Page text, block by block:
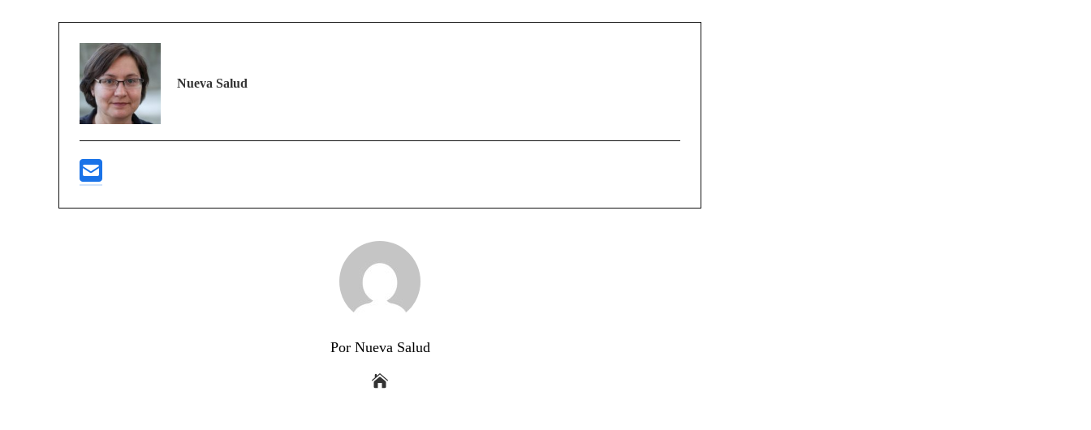
Nueva Salud
Por Nueva Salud